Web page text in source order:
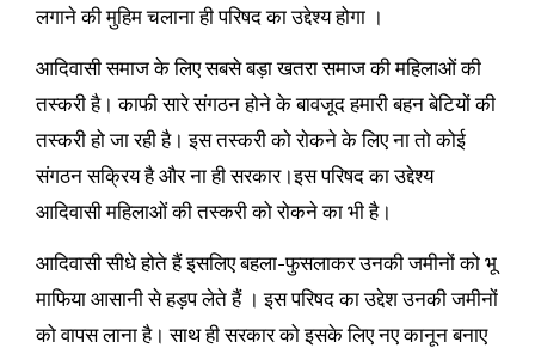
लगाने की मुहिम चलाना ही परिषद का उद्देश्य होगा ।
आदिवासी समाज के लिए सबसे बड़ा खतरा समाज की महिलाओं की
तस्करी है। काफी सारे संगठन होने के बावजूद हमारी बहन बेटियों की
तस्करी हो जा रही है। इस तस्करी को रोकने के लिए ना तो कोई
संगठन सक्रिय है और ना ही सरकार।इस परिषद का उद्देश्य
आदिवासी महिलाओं की तस्करी को रोकने का भी है।
आदिवासी सीधे होते हैं इसलिए बहला-फुसलाकर उनकी जमीनों को भू
माफिया आसानी से हड़प लेते हैं । इस परिषद का उद्देश उनकी जमीनों
को वापस लाना है। साथ ही सरकार को इसके लिए नए कानून बनाए